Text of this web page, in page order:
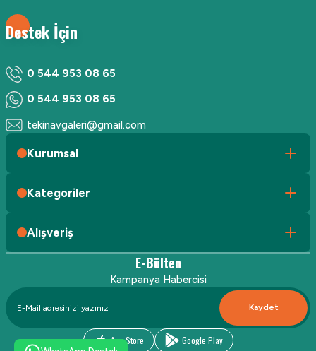
Destek İçin
0 544 953 08 65
0 544 953 08 65
tekinavgaleri@gmail.com
Kurumsal
Kategoriler
Alışveriş
E-Bülten
Kampanya Habercisi
Kaydet
App Store Google Play